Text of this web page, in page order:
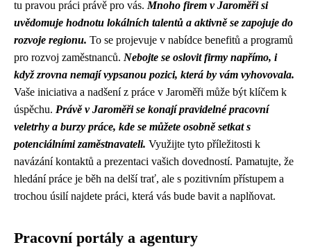
tu pravou práci právě pro vás. Mnoho firem v Jaroměři si
uvědomuje hodnotu lokálních talentů a aktivně se zapojuje do
rozvoje regionu. To se projevuje v nabídce benefitů a programů
pro rozvoj zaměstnanců. Nebojte se oslovit firmy napřímo, i
když zrovna nemají vypsanou pozici, která by vám vyhovovala.
Vaše iniciativa a nadšení z práce v Jaroměři může být klíčem k
úspěchu. Právě v Jaroměři se konají pravidelné pracovní
veletrhy a burzy práce, kde se můžete osobně setkat s
potenciálními zaměstnavateli. Využijte tyto příležitosti k
navázání kontaktů a prezentaci vašich dovedností. Pamatujte, že
hledání práce je běh na delší trať, ale s pozitivním přístupem a
trochou úsilí najdete práci, která vás bude bavit a naplňovat.
Pracovní portály a agentury